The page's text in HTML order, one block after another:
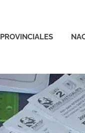
PROVINCIALES